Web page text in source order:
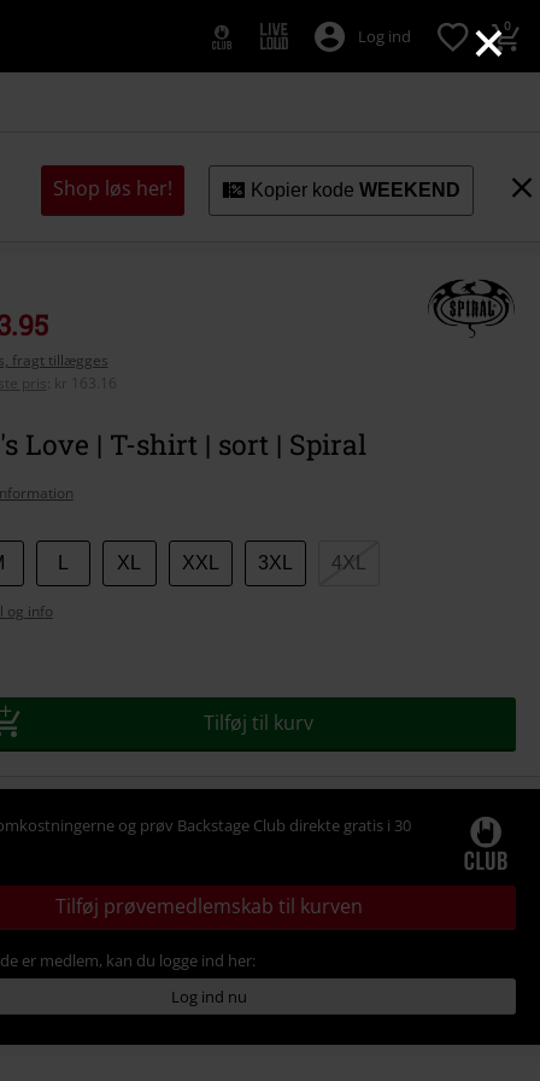
×
Log ind 0
Shop løs her! Kopier kode WEEKEND
fragt tillægges
pris
kr 163.16
Love | T-shirt | sort | Spiral
XL XXL 3XL 4XL
og info
Tilføj til kurv
og prøv Backstage Club direkte gratis i 30
Tilføj prøvemedlemskab til kurven
er medlem, kan du logge ind her:
Log ind nu